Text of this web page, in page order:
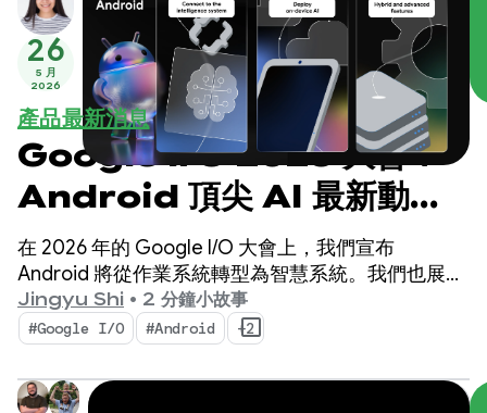
26
5 月
2026
產品最新消息
Google I/O 2026 大會：
Android 頂尖 AI 最新動
態，打造智慧體驗
在 2026 年的 Google I/O 大會上，我們宣布
Android 將從作業系統轉型為智慧系統。我們也展示
了如何使用系統原生建構智慧體驗，以及如何將
Google AI 的強大功能帶入應用程式。
Jingyu Shi • 2 分鐘小故事
#Google I/O #Android +2